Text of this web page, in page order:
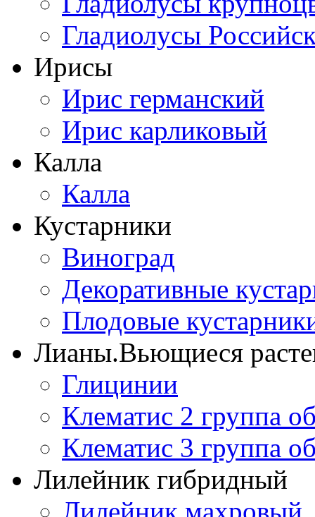
Гладиолусы
Ирисы
Ирис германский
Ирис карликовый
Калла
Калла
Кустарники
Виноград
Декоративные
Плодовые
Лианы.Вьющиеся
Глицинии
Клематис 2 группа
Клематис 3 группа
Лилейник гибридный
Лилейник махровый